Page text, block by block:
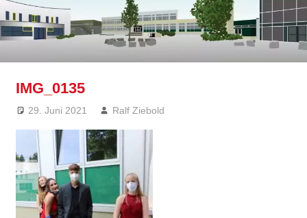
IMG_0135
29. Juni 2021 Ralf Ziebold